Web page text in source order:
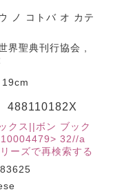
ノ コトバ オ カテ
界聖典刊行協会 ,
488110182X
クス||ボン ブック
32//a
ーズで再検索する